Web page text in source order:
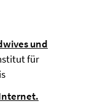
und
für